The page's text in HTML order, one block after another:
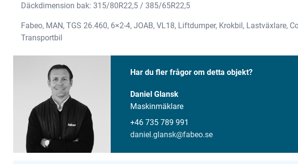
Däckdimension bak: 315/80R22,5 / 385/65R22,5
Fabeo, MAN, TGS 26.460, 6×2-4, JOAB, VL18, Liftdumper, Krokbil, Lastväxlare,
Transportbil
Har du fler frågor om detta objekt?
Daniel Glansk
Maskinmäklare
+46 735 789 991
daniel.glansk@fabeo.se